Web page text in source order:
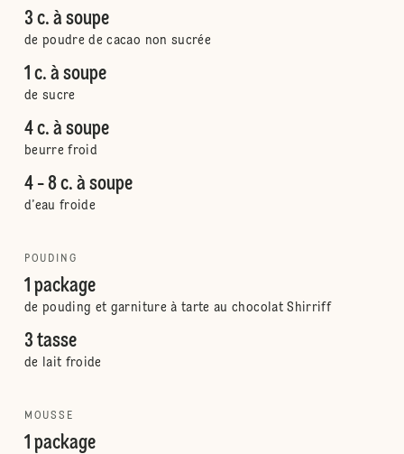
3 c. à soupe
de poudre de cacao non sucrée
1 c. à soupe
de sucre
4 c. à soupe
beurre froid
4 - 8 c. à soupe
d’eau froide
POUDING
1 package
de pouding et garniture à tarte au chocolat Shirriff
3 tasse
de lait froide
MOUSSE
1 package